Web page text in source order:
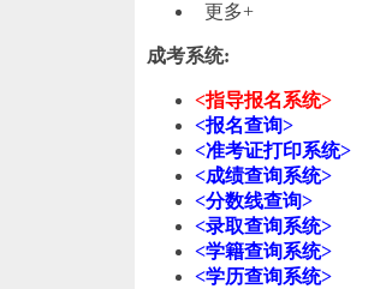
更多+
成考系统:
<指导报名系统>
<报名查询>
<准考证打印系统>
<成绩查询系统>
<分数线查询>
<录取查询系统>
<学籍查询系统>
<学历查询系统>